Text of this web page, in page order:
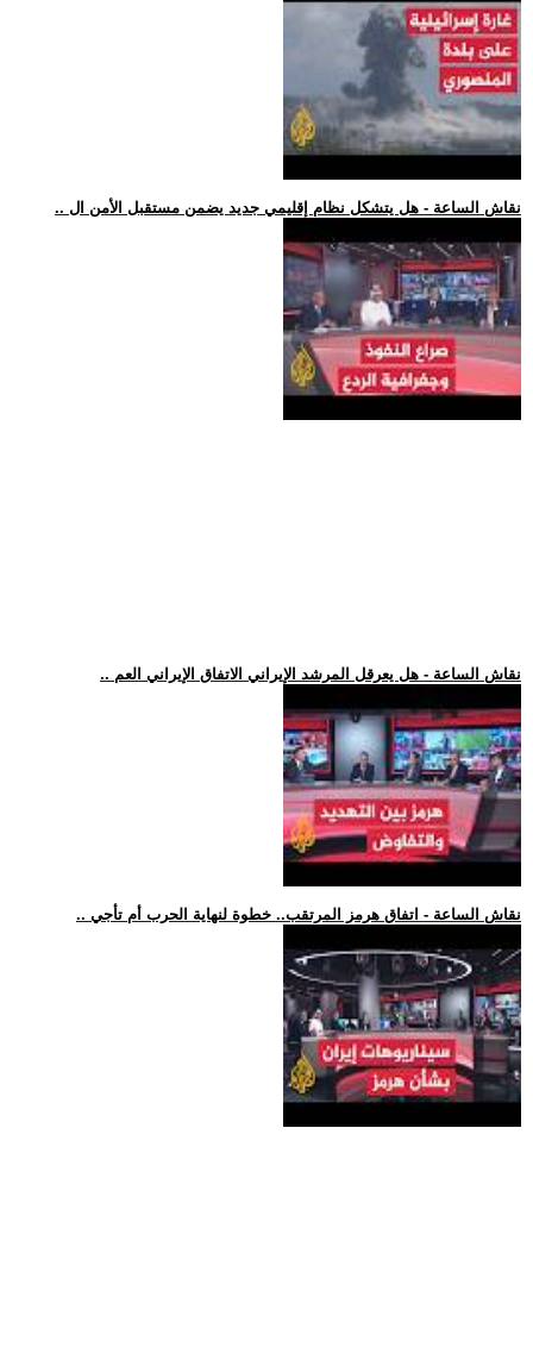
.. نقاش الساعة - هل يتشكل نظام إقليمي جديد يضمن مستقبل الأمن ال
.. نقاش الساعة - هل يعرقل المرشد الإيراني الاتفاق الإيراني العم
.. نقاش الساعة - اتفاق هرمز المرتقب.. خطوة لنهاية الحرب أم تأجي